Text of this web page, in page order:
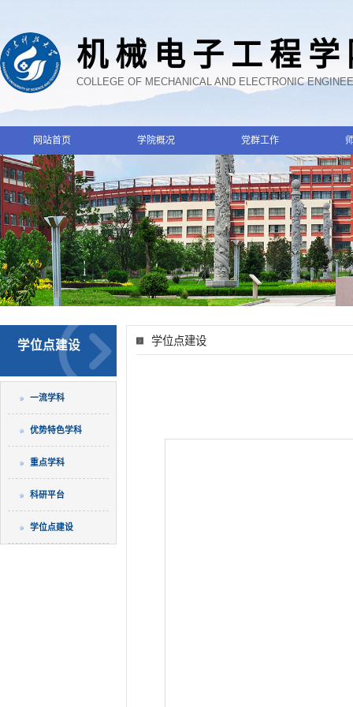
机械电子工程
COLLEGE OF MECHANICAL AND ELECTRONIC
网站首页 学院概况 党群工作
学位点建设
一流学科
优势特色学科
重点学科
科研平台
学位点建设
学位点建设